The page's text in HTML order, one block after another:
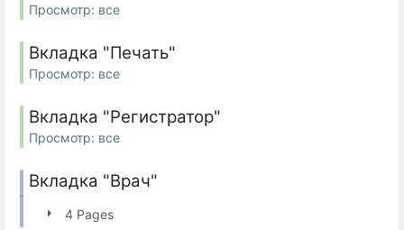
Просмотр: все
Вкладка "Печать"
Просмотр: все
Вкладка "Регистратор"
Просмотр: все
Вкладка "Врач"
4 Pages